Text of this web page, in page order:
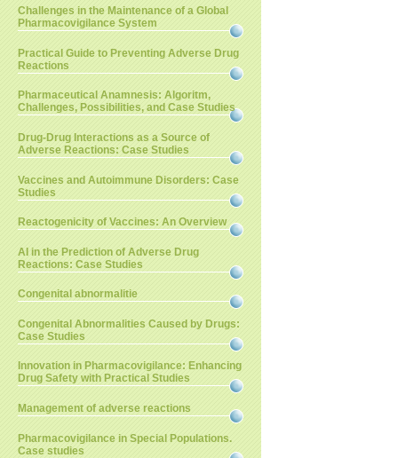
Challenges in the Maintenance of a Global
Pharmacovigilance System
Practical Guide to Preventing Adverse Drug
Reactions
Pharmaceutical Anamnesis: Algoritm,
Challenges, Possibilities, and Case Studies
Drug-Drug Interactions as a Source of
Adverse Reactions: Case Studies
Vaccines and Autoimmune Disorders: Case
Studies
Reactogenicity of Vaccines: An Overview
AI in the Prediction of Adverse Drug
Reactions: Case Studies
Congenital abnormalitie
Congenital Abnormalities Caused by Drugs:
Case Studies
Innovation in Pharmacovigilance: Enhancing
Drug Safety with Practical Studies
Management of adverse reactions
Pharmacovigilance in Special Populations.
Case studies